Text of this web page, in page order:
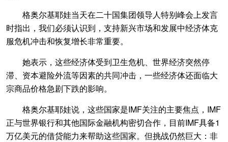
格奥尔基耶娃当天在二十国集团领导人特别峰会上发言
时指出，我们必须认识到，支持新兴市场和发展中经济体克
服危机冲击和恢复增长非常重要。
她表示，这些经济体受到卫生危机、世界经济突然停
滞、资本避险外流等因素的共同冲击，一些经济体还面临大
宗商品价格急剧下跌的影响。
格奥尔基耶娃说，这些国家是IMF关注的主要焦点，IMF
正与世界银行和其他国际金融机构密切合作，目前IMF具备1
万亿美元的借贷能力来帮助这些国家。但挑战仍然巨大：非